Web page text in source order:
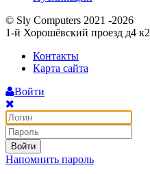
© Sly Computers 2021 -2026
1-й Хорошёвский проезд д4 к2
Контакты
Карта сайта
Войти
Войти
Напомнить пароль